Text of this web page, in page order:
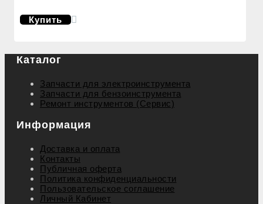
Купить
Каталог
Запчасти для электроинструмента
Запчасти для бензоинструмента
Ремонт инструментов (Сервис)
Информация
Доставка и оплата
Контакты
Публичная оферта
Политика конфиденциальности
Пользовательское соглашение
Личный Кабинет